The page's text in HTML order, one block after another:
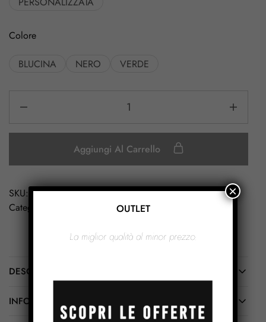
Colore
BLUCINA NERO VERDE
Aggiungi Al Carrello
SKU:
S1028
Categoria:
Cappelli Cerimonia
DESCRIZIONE
INFORMAZIONI AGGIUNTIVE
OUTLET
La miglior qualità al minor prezzo.
×